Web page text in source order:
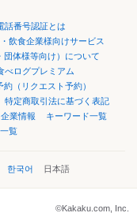
話番号認証とは
飲食企業様向けサービス
団体様等向け）について
べログプレミアム
約（リクエスト予約）
特定商取引法に基づく表記
企業情報
キーワード一覧
覧
한국어 日本語
©Kakaku.com, Inc.